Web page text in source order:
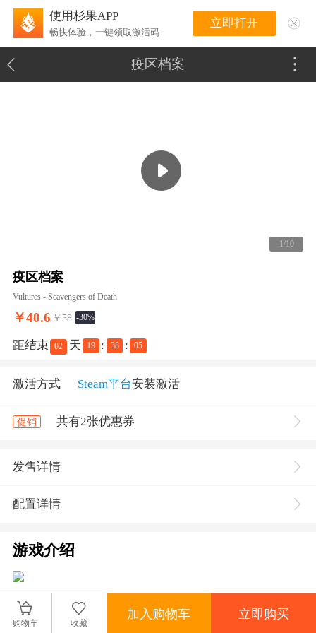
使用杉果APP
畅快体验，一键领取激活码
立即打开
疫区档案
1/10
疫区档案
Vultures - Scavengers of Death
￥40.6 ￥58 -30%
距结束 02 天 19 : 38 : 05
激活方式 Steam平台安装激活
促销 共有2张优惠券
发售详情
配置详情
游戏介绍
弹尽粮绝之时，真正的恐怖才刚刚开始。这是回合
制赋予恐惧的全新定义——时间被冻结，但恐惧在
购物车 收藏
加入购物车 立即购买